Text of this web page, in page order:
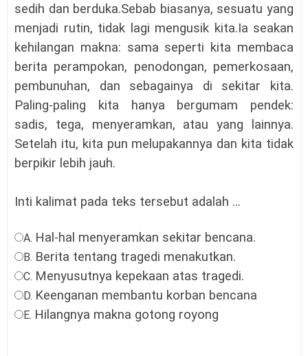
sedih dan berduka.Sebab biasanya, sesuatu yang
menjadi rutin, tidak lagi mengusik kita.Ia seakan
kehilangan makna: sama seperti kita membaca
berita perampokan, penodongan, pemerkosaan,
pembunuhan, dan sebagainya di sekitar kita.
Paling-paling kita hanya bergumam pendek:
sadis, tega, menyeramkan, atau yang lainnya.
Setelah itu, kita pun melupakannya dan kita tidak
berpikir lebih jauh.
Inti kalimat pada teks tersebut adalah …
A. Hal-hal menyeramkan sekitar bencana.
B. Berita tentang tragedi menakutkan.
C. Menyusutnya kepekaan atas tragedi.
D. Keenganan membantu korban bencana
E. Hilangnya makna gotong royong